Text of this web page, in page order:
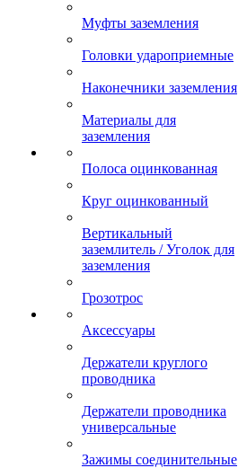
Муфты заземления
Головки удароприемные
Наконечники заземления
Материалы для
заземления
Полоса оцинкованная
Круг оцинкованный
Вертикальный
заземлитель / Уголок для
заземления
Грозотрос
Аксессуары
Держатели круглого
проводника
Держатели проводника
универсальные
Зажимы соединительные